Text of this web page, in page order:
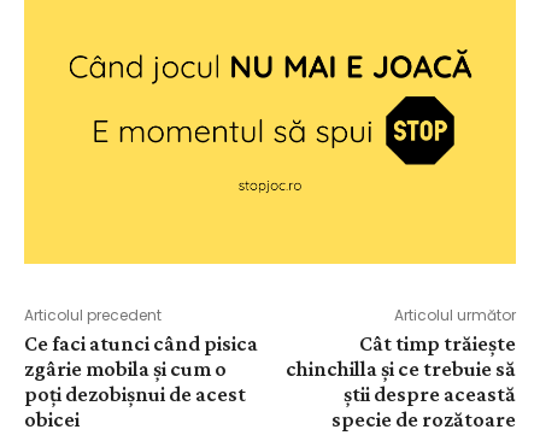
Articolul precedent
Ce faci atunci când pisica
zgârie mobila și cum o
poți dezobișnui de acest
obicei
Articolul următor
Cât timp trăiește
chinchilla și ce trebuie să
știi despre această
specie de rozătoare